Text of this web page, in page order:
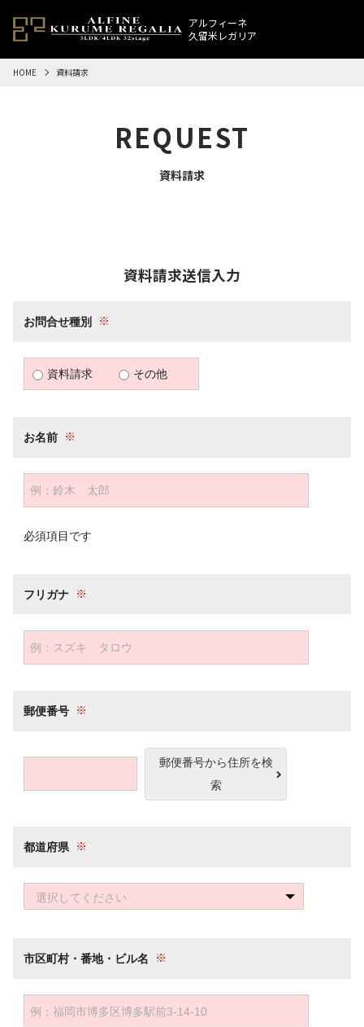
アルフィーネ
久留米レガリア
HOME 資料請求
REQUEST
資料請求
資料請求送信入力
お問合せ種別
資料請求 その他
お名前
必須項目です
フリガナ
郵便番号
郵便番号から住所を検
索
都道府県
選択してください
市区町村・番地・ビル名